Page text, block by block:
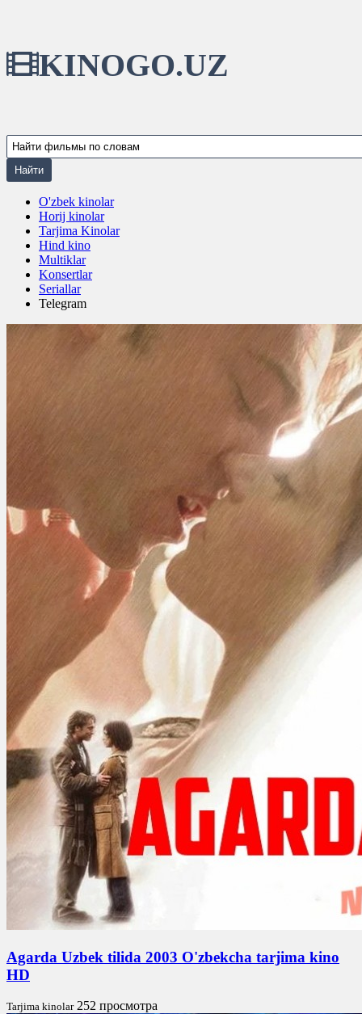
KINOGO.UZ
O'zbek kinolar
Horij kinolar
Tarjima Kinolar
Hind kino
Multiklar
Konsertlar
Seriallar
Telegram
Agarda Uzbek tilida 2003 O'zbekcha tarjima kino
HD
Tarjima kinolar 252 просмотра